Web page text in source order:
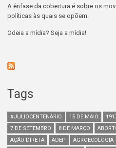
A ênfase da cobertura é sobre os
políticas às quais se opõem.
Odeia a mídia? Seja a mídia!
Tags
#JULIOCENTENÁRIO 15 DE MAIO
7 DE SETEMBRO
8 DE MARÇO
AÇÃO DIRETA
ADEP AGROECOLOGIA